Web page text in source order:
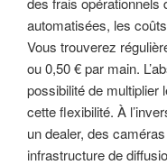
automatisées, les
Vous trouverez
ou 0,50 € par main.
possibilité de multiplier
cette flexibilité. À
un dealer, des
infrastructure de